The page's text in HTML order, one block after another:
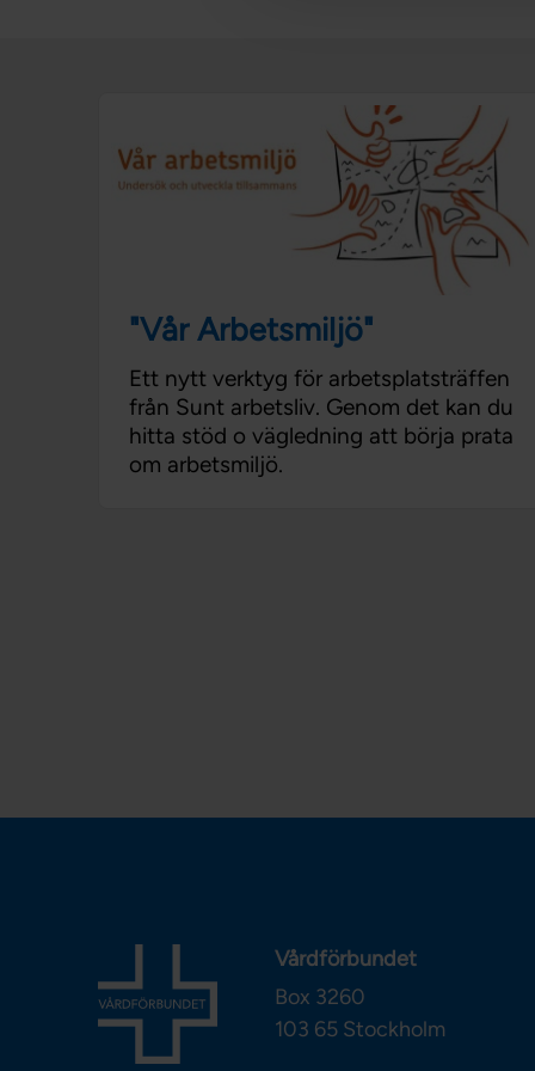
"Vår Arbetsmiljö"
Ett nytt verktyg för arbetsplatsträffen
från Sunt arbetsliv. Genom det kan du
hitta stöd o vägledning att börja prata
om arbetsmiljö.
Vårdförbundet
Box 3260
103 65 Stockholm